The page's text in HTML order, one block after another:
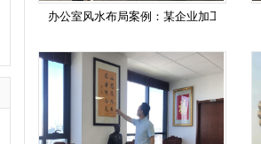
办公室风水布局案例：某企业加工